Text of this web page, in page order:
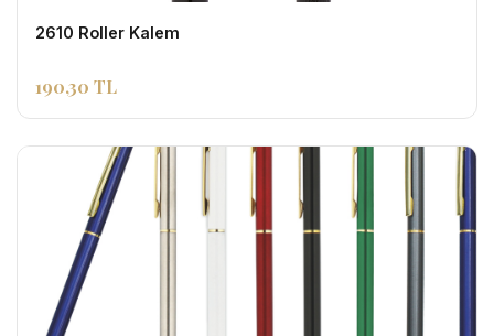
2610 Roller Kalem
190,30 TL